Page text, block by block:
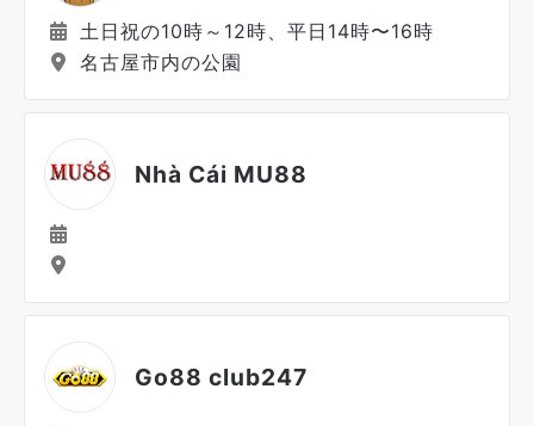
土日祝の10時～12時、平日14時〜16時
名古屋市内の公園
Nhà Cái MU88
Go88 club247